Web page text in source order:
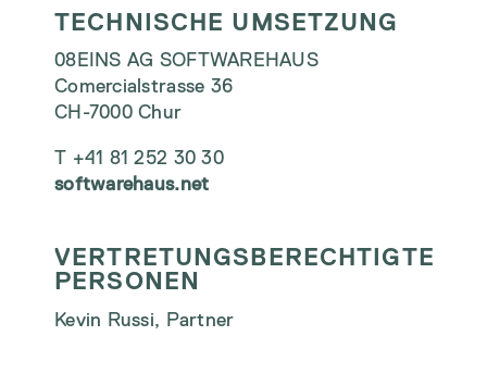
TECHNISCHE UMSETZUNG
08EINS AG SOFTWAREHAUS
Comercialstrasse 36
CH-7000 Chur
T +41 81 252 30 30
softwarehaus.net
VERTRETUNGSBERECHTIGTE
PERSONEN
Kevin Russi, Partner